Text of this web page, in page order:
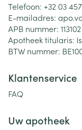
Telefoon: +32 03
E-mailadres:
APB nummer: 113102
Apotheek titularis:
BTW nummer:
Klantenservice
FAQ
Uw apotheek